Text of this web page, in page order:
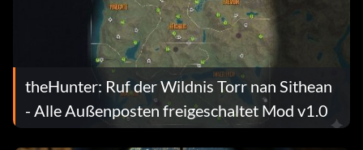
theHunter: Ruf der Wildnis Torr nan Sithean
- Alle Außenposten freigeschaltet Mod v1.0